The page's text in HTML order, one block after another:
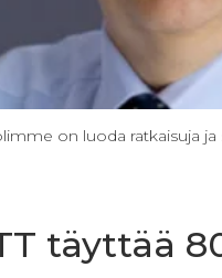
on luoda ratkaisuja ja
täyttää